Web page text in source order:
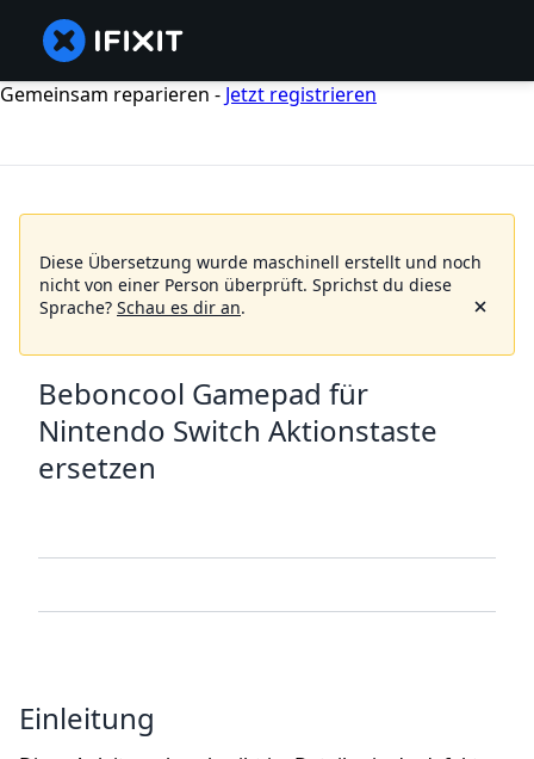
Gemeinsam reparieren - Jetzt registrieren
Diese Übersetzung wurde maschinell erstellt und noch
nicht von einer Person überprüft. Sprichst du diese
Sprache? Schau es dir an.
Beboncool Gamepad für
Nintendo Switch Aktionstaste
ersetzen
Einleitung